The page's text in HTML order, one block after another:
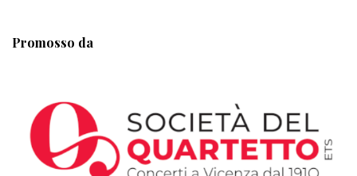
Promosso da